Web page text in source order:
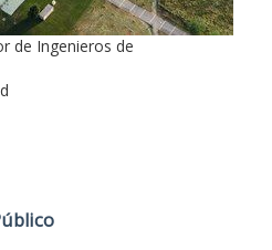
de Ingenieros de